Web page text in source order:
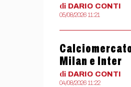
di DARIO CONTI
05/08/2026 11:21
Milan e Inter
di DARIO CONTI
04/08/2026 11:22